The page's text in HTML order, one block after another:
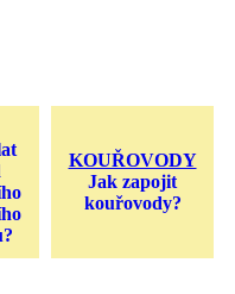
KOUŘOVODY
Jak zapojit
kouřovody?